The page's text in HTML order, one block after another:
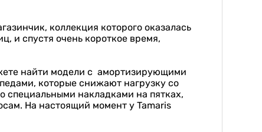
коллекция которого оказалась
и спустя очень короткое время,
найти модели с амортизирующими
которые снижают нагрузку со
специальными накладками на пятках,
На настоящий момент у Tamaris